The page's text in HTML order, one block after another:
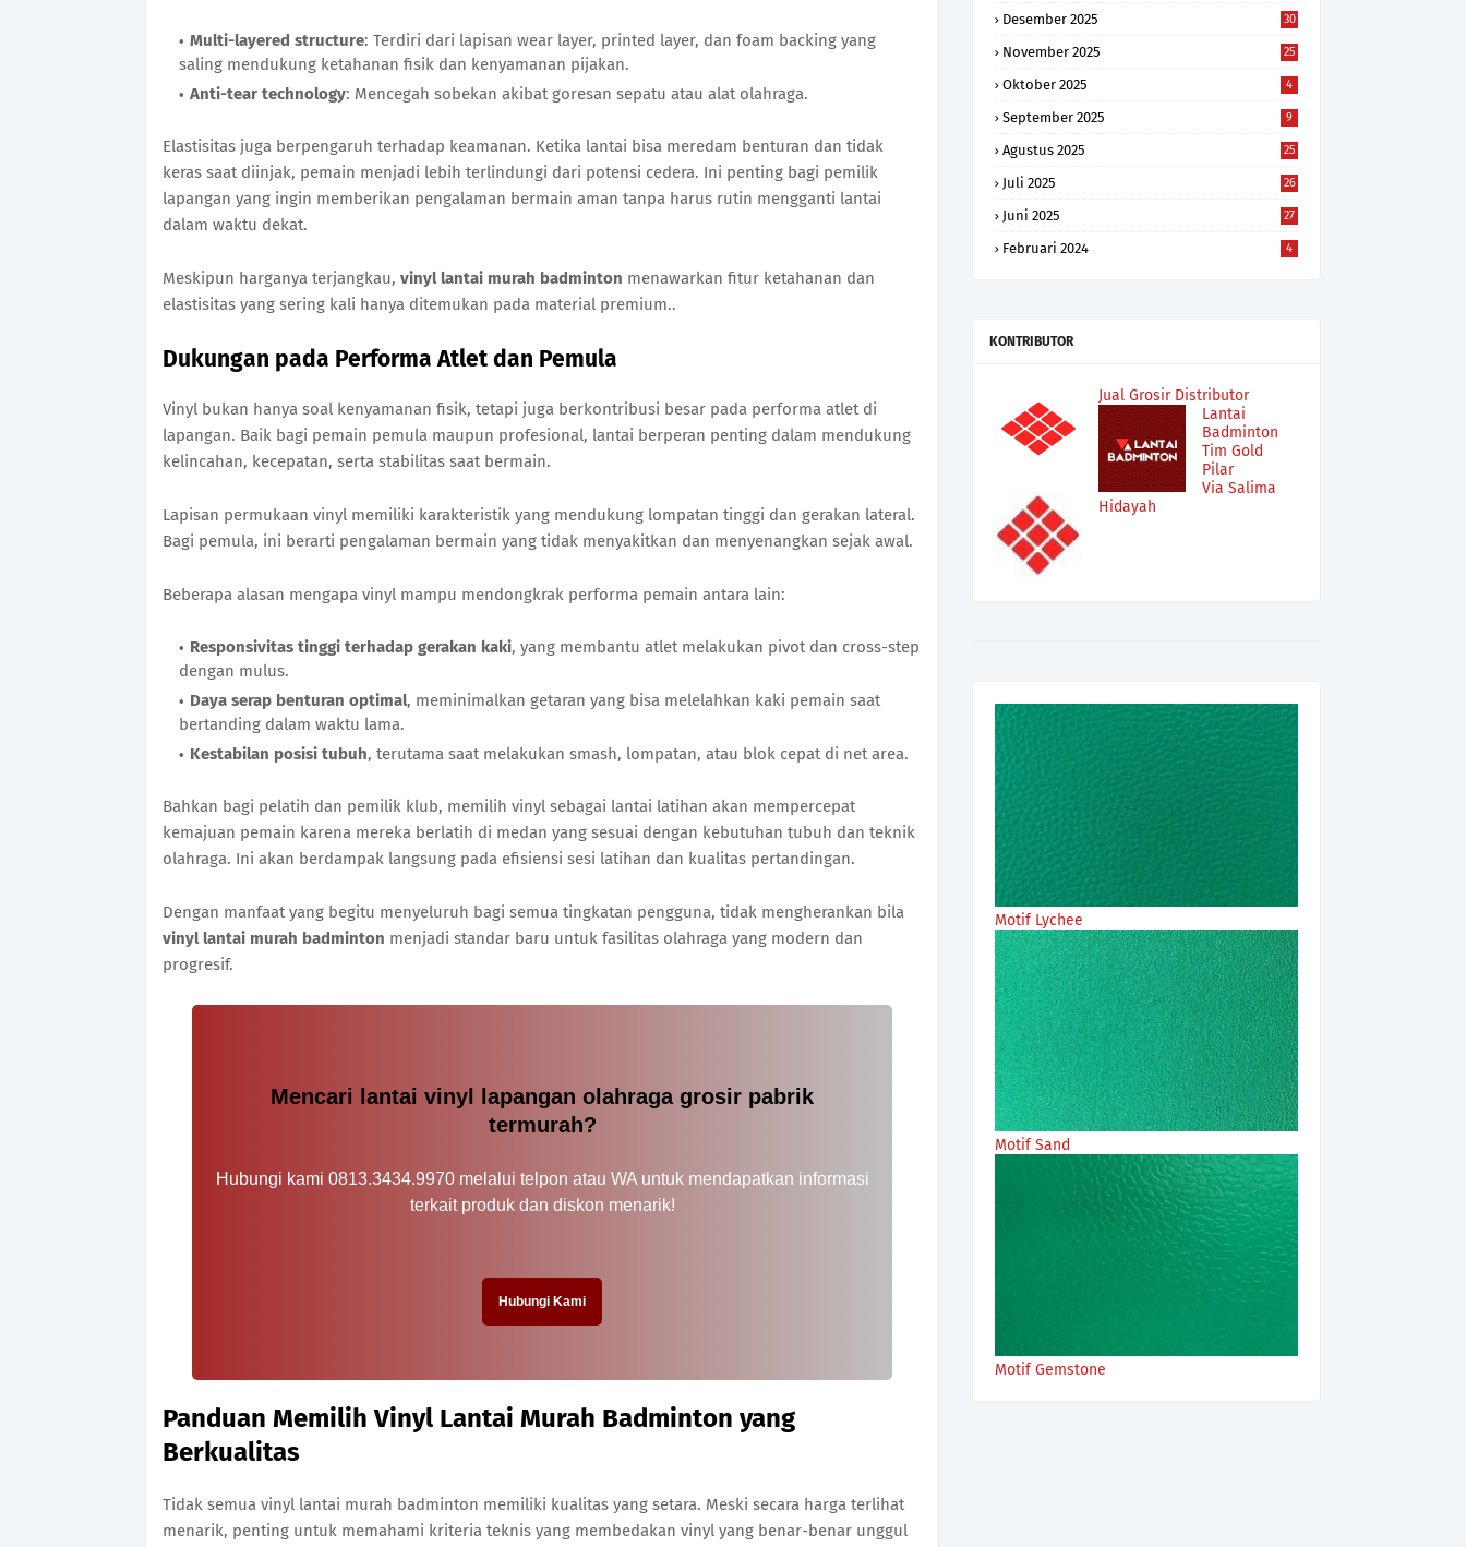
Multi-layered structure: Terdiri dari lapisan wear layer, printed layer, dan foam backing yang
saling mendukung ketahanan fisik dan kenyamanan pijakan.
Anti-tear technology: Mencegah sobekan akibat goresan sepatu atau alat olahraga.
Elastisitas juga berpengaruh terhadap keamanan. Ketika lantai bisa meredam benturan dan tidak
keras saat diinjak, pemain menjadi lebih terlindungi dari potensi cedera. Ini penting bagi pemilik
lapangan yang ingin memberikan pengalaman bermain aman tanpa harus rutin mengganti lantai
dalam waktu dekat.
Meskipun harganya terjangkau, vinyl lantai murah badminton menawarkan fitur ketahanan dan
elastisitas yang sering kali hanya ditemukan pada material premium..
Dukungan pada Performa Atlet dan Pemula
Vinyl bukan hanya soal kenyamanan fisik, tetapi juga berkontribusi besar pada performa atlet di
lapangan. Baik bagi pemain pemula maupun profesional, lantai berperan penting dalam mendukung
kelincahan, kecepatan, serta stabilitas saat bermain.
Lapisan permukaan vinyl memiliki karakteristik yang mendukung lompatan tinggi dan gerakan lateral.
Bagi pemula, ini berarti pengalaman bermain yang tidak menyakitkan dan menyenangkan sejak awal.
Beberapa alasan mengapa vinyl mampu mendongkrak performa pemain antara lain:
Responsivitas tinggi terhadap gerakan kaki, yang membantu atlet melakukan pivot dan cross-step
dengan mulus.
Daya serap benturan optimal, meminimalkan getaran yang bisa melelahkan kaki pemain saat
bertanding dalam waktu lama.
Kestabilan posisi tubuh, terutama saat melakukan smash, lompatan, atau blok cepat di net area.
Bahkan bagi pelatih dan pemilik klub, memilih vinyl sebagai lantai latihan akan mempercepat
kemajuan pemain karena mereka berlatih di medan yang sesuai dengan kebutuhan tubuh dan teknik
olahraga. Ini akan berdampak langsung pada efisiensi sesi latihan dan kualitas pertandingan.
Dengan manfaat yang begitu menyeluruh bagi semua tingkatan pengguna, tidak mengherankan bila
vinyl lantai murah badminton menjadi standar baru untuk fasilitas olahraga yang modern dan
progresif.
Mencari lantai vinyl lapangan olahraga grosir pabrik
termurah?
Hubungi kami 0813.3434.9970 melalui telpon atau WA untuk mendapatkan informasi
terkait produk dan diskon menarik!
Hubungi Kami
Panduan Memilih Vinyl Lantai Murah Badminton yang
Berkualitas
Tidak semua vinyl lantai murah badminton memiliki kualitas yang setara. Meski secara harga terlihat
menarik, penting untuk memahami kriteria teknis yang membedakan vinyl yang benar-benar unggul
Desember 2025 30
November 2025 25
Oktober 2025 4
September 2025 9
Agustus 2025 25
Juli 2025 26
Juni 2025 27
Februari 2024 4
KONTRIBUTOR
Jual Grosir Distributor
Lantai
Badminton
Tim Gold
Pilar
Via Salima
Hidayah
Motif Lychee
Motif Sand
Motif Gemstone